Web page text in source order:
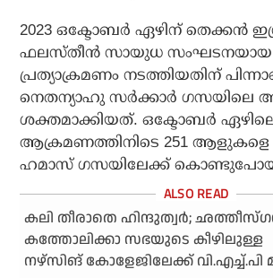
2023 ഒക്ടോബര്‍ ഏഴിന് തെക്കന്‍
ഫലസ്തീന്‍ സായുധ
പ്രത്യാക്രമണം നടത്തിയതിന്
നെതന്യാഹു സര്‍ക്കാര്‍ ഗസയിലെ
ശക്തമാക്കിയത്. ഒക്ടോബര്‍
ആക്രമണത്തിനിടെ 251 ആളുകളെ
ഹമാസ് ഗസയിലേക്ക്
കലി തീരാതെ ഹിന്ദുത്വര്‍;
കത്തോലിക്കാ സഭയുടെ കീഴിലുള്ള
നഴ്‌സിങ് കോളേജിലേക്ക് വി.എച്ച്.പി